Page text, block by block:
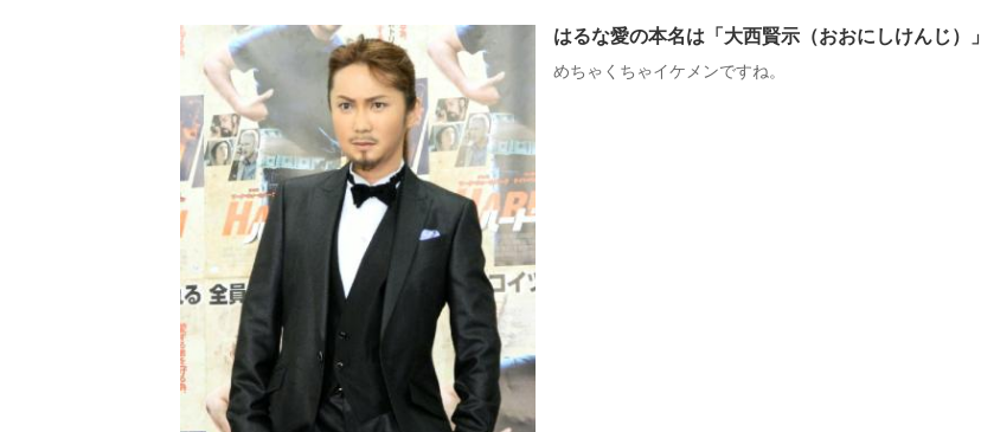
はるな愛の本名は「大西賢示（おおにしけんじ）」
めちゃくちゃイケメンですね。